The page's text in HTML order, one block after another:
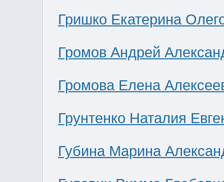
Гришко Екатерина
Громов Андрей
Громова Елена
Грунтенко Наталия
Губина Марина